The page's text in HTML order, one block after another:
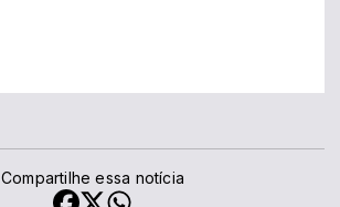
Compartilhe essa notícia